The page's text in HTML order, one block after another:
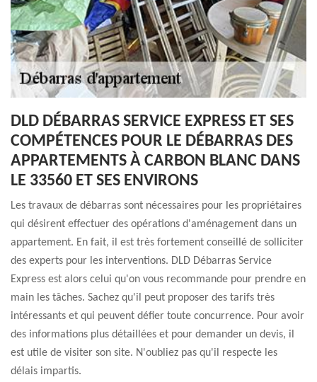
DLD DÉBARRAS SERVICE EXPRESS ET SES
COMPÉTENCES POUR LE DÉBARRAS DES
APPARTEMENTS À CARBON BLANC DANS
LE 33560 ET SES ENVIRONS
Les travaux de débarras sont nécessaires pour les propriétaires
qui désirent effectuer des opérations d'aménagement dans un
appartement. En fait, il est très fortement conseillé de solliciter
des experts pour les interventions. DLD Débarras Service
Express est alors celui qu'on vous recommande pour prendre en
main les tâches. Sachez qu'il peut proposer des tarifs très
intéressants et qui peuvent défier toute concurrence. Pour avoir
des informations plus détaillées et pour demander un devis, il
est utile de visiter son site. N'oubliez pas qu'il respecte les
délais impartis.